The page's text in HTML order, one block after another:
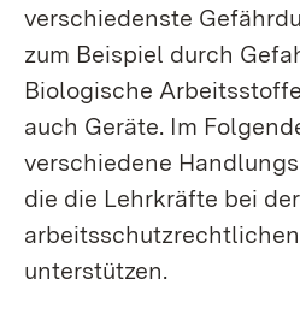
verschiedenste
zum Beispiel durch
Biologische
auch Geräte. Im
verschiedene
die die Lehrkräfte bei
unterstützen.